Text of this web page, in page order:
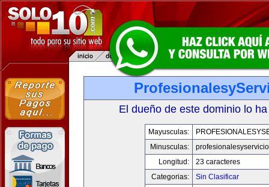
El dueño de este dominio lo
Mayusculas:
Minusculas:
Longitud:
23 caracteres
Categorias:
Sin Clasificar